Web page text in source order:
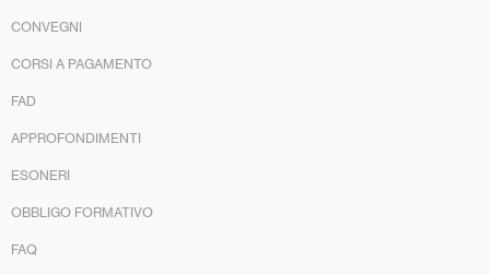
CONVEGNI
CORSI A PAGAMENTO
FAD
APPROFONDIMENTI
ESONERI
OBBLIGO FORMATIVO
FAQ